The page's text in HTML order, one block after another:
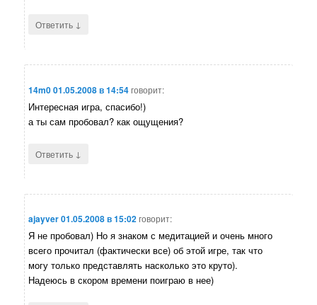
Ответить ↓
14m001.05.2008 в 14:54говорит:
Интересная игра, спасибо!)
а ты сам пробовал? как ощущения?
Ответить ↓
ajayver01.05.2008 в 15:02говорит:
Я не пробовал) Но я знаком с медитацией и очень много
всего прочитал (фактически все) об этой игре, так что
могу только представлять насколько это круто).
Надеюсь в скором времени поиграю в нее)